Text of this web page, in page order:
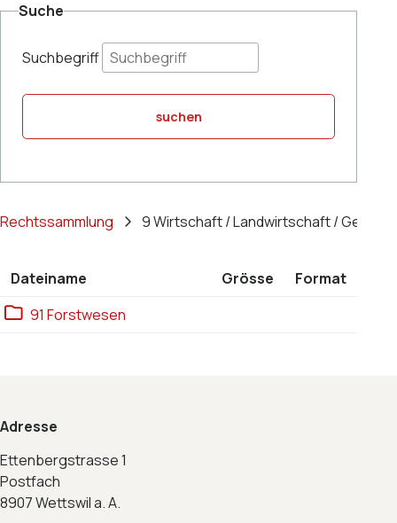
Suche
Suchbegriff
suchen
Rechtssammlung 9 Wirtschaft / Landwirtschaft /
Dateiname Grösse
Format
Ebene 1:91 Forstwesen
Adresse
Ettenbergstrasse 1
Postfach
8907 Wettswil a. A.